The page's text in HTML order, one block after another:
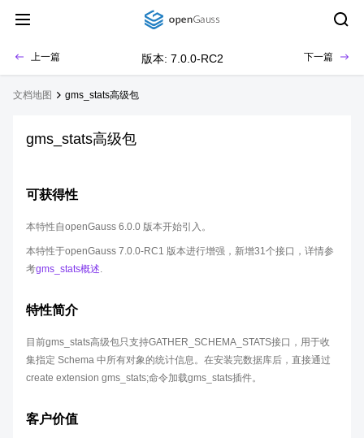
上一篇 版本: 7.0.0-RC2 下一篇
文档地图 gms_stats高级包
gms_stats高级包
可获得性
本特性自openGauss 6.0.0 版本开始引入。
本特性于openGauss 7.0.0-RC1 版本进行增强，新增31个接口，详情参
考gms_stats概述.
特性简介
目前gms_stats高级包只支持GATHER_SCHEMA_STATS接口，用于收
集指定 Schema 中所有对象的统计信息。在安装完数据库后，直接通过
create extension gms_stats;命令加载gms_stats插件。
客户价值